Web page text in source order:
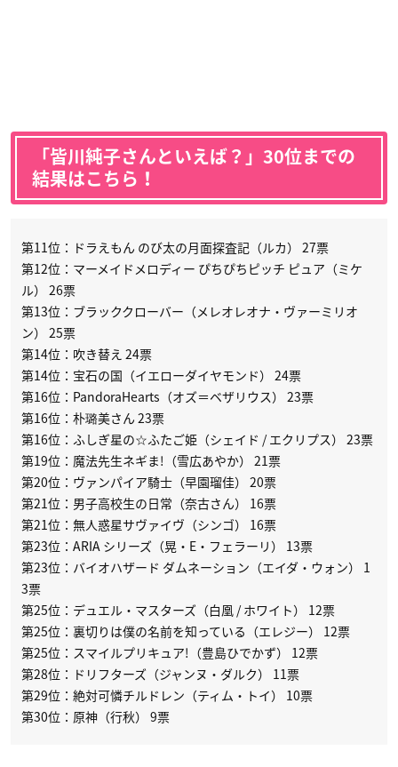
「皆川純子さんといえば？」30位までの
結果はこちら！
第11位：ドラえもん のび太の月面探査記（ルカ） 27票
第12位：マーメイドメロディー ぴちぴちピッチ ピュア（ミケ
ル） 26票
第13位：ブラッククローバー（メレオレオナ・ヴァーミリオ
ン） 25票
第14位：吹き替え 24票
第14位：宝石の国（イエローダイヤモンド） 24票
第16位：PandoraHearts（オズ＝ベザリウス） 23票
第16位：朴璐美さん 23票
第16位：ふしぎ星の☆ふたご姫（シェイド / エクリプス） 23票
第19位：魔法先生ネギま!（雪広あやか） 21票
第20位：ヴァンパイア騎士（早園瑠佳） 20票
第21位：男子高校生の日常（奈古さん） 16票
第21位：無人惑星サヴァイヴ（シンゴ） 16票
第23位：ARIA シリーズ（晃・E・フェラーリ） 13票
第23位：バイオハザード ダムネーション（エイダ・ウォン） 1
3票
第25位：デュエル・マスターズ（白凰 / ホワイト） 12票
第25位：裏切りは僕の名前を知っている（エレジー） 12票
第25位：スマイルプリキュア!（豊島ひでかず） 12票
第28位：ドリフターズ（ジャンヌ・ダルク） 11票
第29位：絶対可憐チルドレン（ティム・トイ） 10票
第30位：原神（行秋） 9票